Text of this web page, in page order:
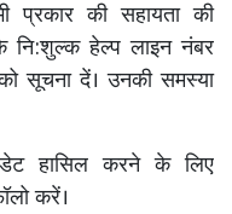
प्रकार की सहायता की
नि:शुल्क हेल्प लाइन नंबर
सूचना दें। उनकी समस्या
हासिल करने के लिए
करें।